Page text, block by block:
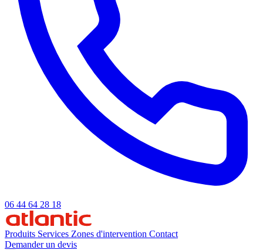
06 44 64 28 18
Produits Services Zones d'intervention Contact
Demander un devis